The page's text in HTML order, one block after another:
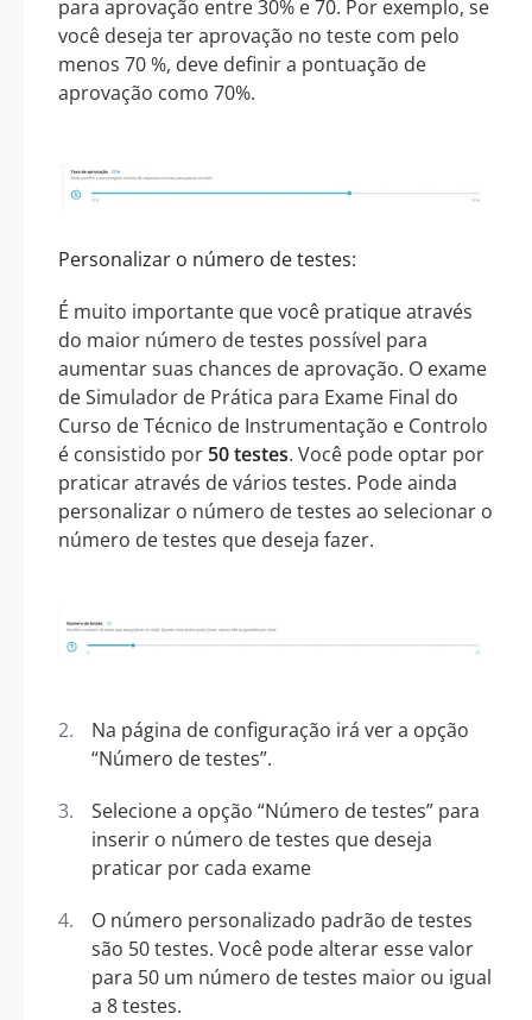
para aprovação entre 30% e 70. Por exemplo, se
você deseja ter aprovação no teste com pelo
menos 70 %, deve definir a pontuação de
aprovação como 70%.
Personalizar o número de testes:
É muito importante que você pratique através
do maior número de testes possível para
aumentar suas chances de aprovação. O exame
de Simulador de Prática para Exame Final do
Curso de Técnico de Instrumentação e Controlo
é consistido por 50 testes. Você pode optar por
praticar através de vários testes. Pode ainda
personalizar o número de testes ao selecionar o
número de testes que deseja fazer.
Na página de configuração irá ver a opção
“Número de testes”.
Selecione a opção “Número de testes” para
inserir o número de testes que deseja
praticar por cada exame
O número personalizado padrão de testes
são 50 testes. Você pode alterar esse valor
para 50 um número de testes maior ou igual
a 8 testes.